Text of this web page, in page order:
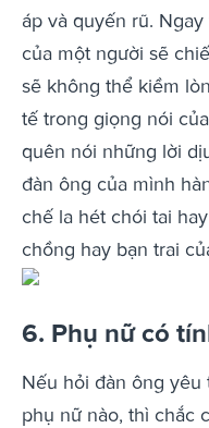
áp và quyến rũ.
của một người sẽ
sẽ không thể kiềm
tế trong giọng nói
quên nói những lời
đàn ông của mình
chế la hét chói tai
chồng hay bạn trai
6. Phụ nữ có
Nếu hỏi đàn ông yêu
phụ nữ nào, thì chắc